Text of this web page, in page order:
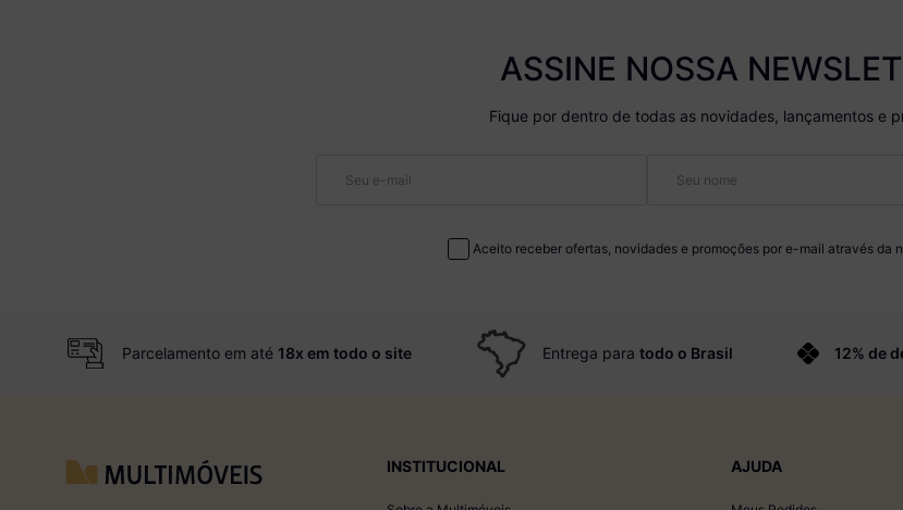
ASSINE NOSSA
Fique por dentro de todas as novidades, lançamentos e
Aceito receber ofertas, novidades e promoções por e-mail através da
Parcelamento em até 18x em todo o site Entrega paratodo o Brasil 12% de
INSTITUCIONAL AJUDA